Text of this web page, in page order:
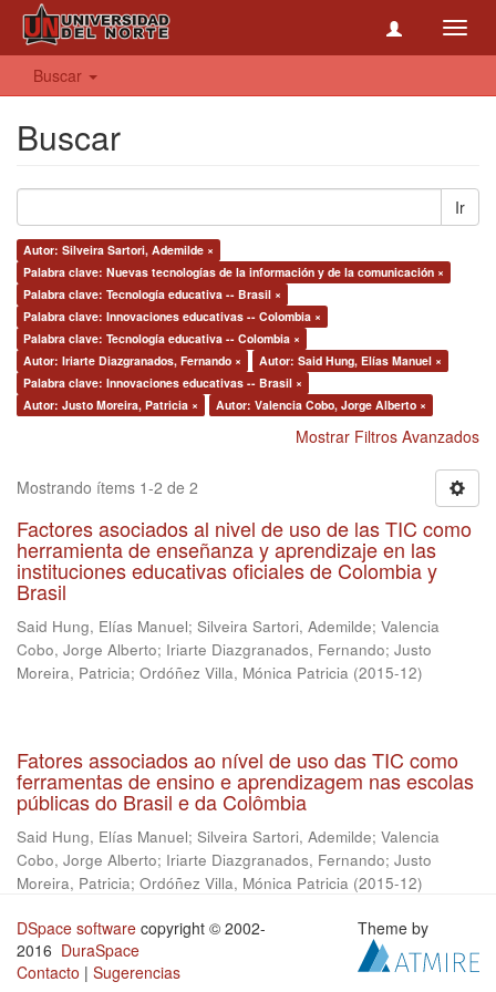
Buscar
Buscar
Ir
Autor: Silveira Sartori, Ademilde ×
Palabra clave: Nuevas tecnologías de la información y de la comunicación ×
Palabra clave: Tecnología educativa -- Brasil ×
Palabra clave: Innovaciones educativas -- Colombia ×
Palabra clave: Tecnología educativa -- Colombia ×
Autor: Iriarte Diazgranados, Fernando ×
Autor: Said Hung, Elías Manuel ×
Palabra clave: Innovaciones educativas -- Brasil ×
Autor: Justo Moreira, Patricia ×
Autor: Valencia Cobo, Jorge Alberto ×
Mostrar Filtros Avanzados
Mostrando ítems 1-2 de 2
Factores asociados al nivel de uso de las TIC como
herramienta de enseñanza y aprendizaje en las
instituciones educativas oficiales de Colombia y
Brasil
Said Hung, Elías Manuel; Silveira Sartori, Ademilde; Valencia
Cobo, Jorge Alberto; Iriarte Diazgranados, Fernando; Justo
Moreira, Patricia; Ordóñez Villa, Mónica Patricia (2015-12)
Fatores associados ao nível de uso das TIC como
ferramentas de ensino e aprendizagem nas escolas
públicas do Brasil e da Colômbia
Said Hung, Elías Manuel; Silveira Sartori, Ademilde; Valencia
Cobo, Jorge Alberto; Iriarte Diazgranados, Fernando; Justo
Moreira, Patricia; Ordóñez Villa, Mónica Patricia (2015-12)
DSpace software copyright © 2002-
2016 DuraSpace
Contacto | Sugerencias
Theme by